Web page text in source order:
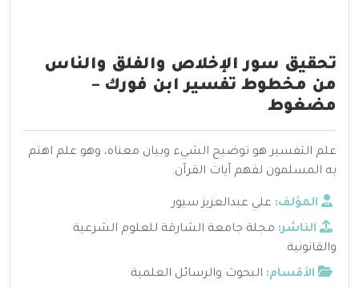
تحقيق سور الإخلاص والفلق والناس
من مخطوط تفسير ابن فورك –
مضغوط
علم التفسير هو توضيح الشيء وبيان معناه، وهو علم اهتم
به المسلمون لفهم آيات القرآن.
المؤلف: علي عبدالعزيز سيور
الناشر: مجلة جامعة الشارقة للعلوم الشرعية
والقانونية
الأقسام: البحوث والرسائل العلمية